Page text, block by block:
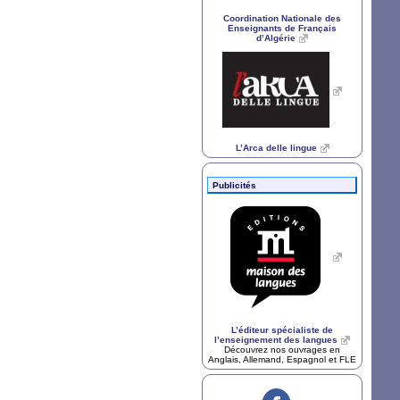
Coordination Nationale des
Enseignants de Français
d’Algérie
L’Arca delle lingue
Publicités
L’éditeur spécialiste de
l’enseignement des langues
Découvrez nos ouvrages en
Anglais, Allemand, Espagnol et FLE